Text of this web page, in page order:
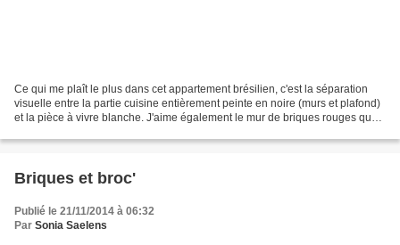
Ce qui me plaît le plus dans cet appartement brésilien, c'est la séparation
visuelle entre la partie cuisine entièrement peinte en noire (murs et plafond)
et la pièce à vivre blanche. J'aime également le mur de briques rouges que
Briques et broc'
Publié le 21/11/2014 à 06:32
Par Sonia Saelens